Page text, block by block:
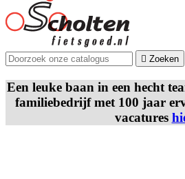
 Zoeken
Een leuke baan in een hecht
familiebedrijf met 100 jaar
vacatures